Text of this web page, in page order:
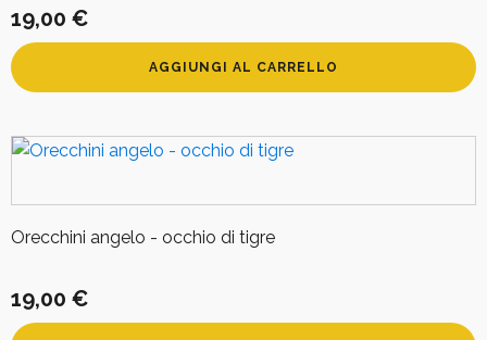
19,00 €
AGGIUNGI AL CARRELLO
Orecchini angelo - occhio di tigre
19,00 €